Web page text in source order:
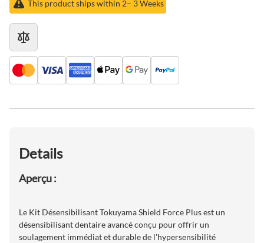
This product ships within 2– 3 Weeks
Details
Aperçu :
Le Kit Désensibilisant Tokuyama Shield Force Plus est un
désensibilisant dentaire avancé conçu pour offrir un
soulagement immédiat et durable de l'hypersensibilité